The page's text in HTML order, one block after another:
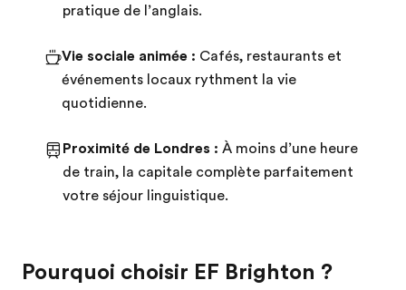
pratique de l’anglais.
Vie sociale animée : Cafés, restaurants et
événements locaux rythment la vie
quotidienne.
Proximité de Londres : À moins d’une heure
de train, la capitale complète parfaitement
votre séjour linguistique.
Pourquoi choisir EF Brighton ?